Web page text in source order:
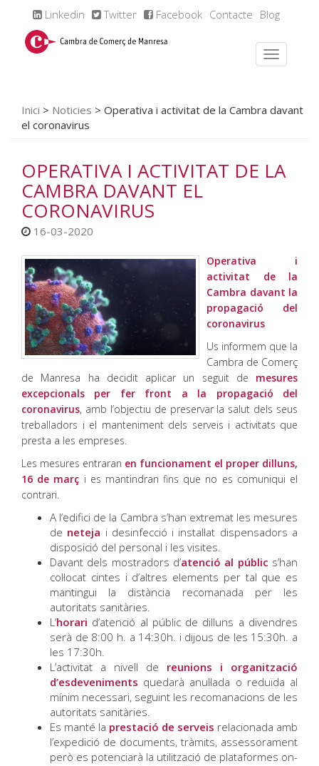
Linkedin Twitter Facebook Contacte Blog
Inici > Noticies > Operativa i activitat de la Cambra davant
el coronavirus
OPERATIVA I ACTIVITAT DE LA
CAMBRA DAVANT EL
CORONAVIRUS
16-03-2020
Operativa i
activitat de la
Cambra davant la
propagació del
coronavirus
Us informem que la
Cambra de Comerç
de Manresa ha decidit aplicar un seguit de mesures
excepcionals per fer front a la propagació del
coronavirus, amb l’objectiu de preservar la salut dels seus
treballadors i el manteniment dels serveis i activitats que
presta a les empreses.
Les mesures entraran en funcionament el proper dilluns,
16 de març i es mantindran fins que no es comuniqui el
contrari.
A l’edifici de la Cambra s’han extremat les mesures
de neteja i desinfecció i instal·lat dispensadors a
disposició del personal i les visites.
Davant dels mostradors d’atenció al públic s’han
col·locat cintes i d’altres elements per tal que es
mantingui la distància recomanada per les
autoritats sanitàries.
L’horari d’atenció al públic de dilluns a divendres
serà de 8:00 h. a 14:30h. i dijous de les 15:30h. a
les 17:30h.
L’activitat a nivell de reunions i organització
d’esdeveniments quedarà anul·lada o reduïda al
mínim necessari, seguint les recomanacions de les
autoritats sanitàries.
Es manté la prestació de serveis relacionada amb
l’expedició de documents, tràmits, assessorament
però es potenciarà la utilització de plataformes on-